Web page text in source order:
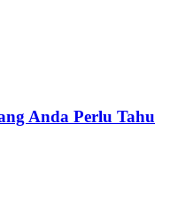
Anda Perlu Tahu